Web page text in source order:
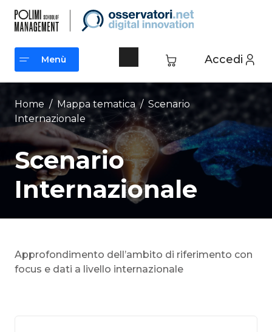
contenuto
Accedi
Menù
Menù
Home / Mappa tematica / Scenario
Internazionale
Scenario
Internazionale
Approfondimento dell’ambito di riferimento con
focus e dati a livello internazionale